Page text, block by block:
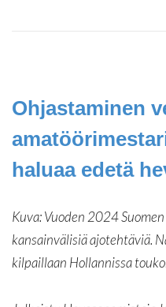
Ohjastaminen
haluaa edetä
Kuva: Vuoden 2024
kansainvälisiä ajotehtäviä.
kilpaillaan Hollannissa